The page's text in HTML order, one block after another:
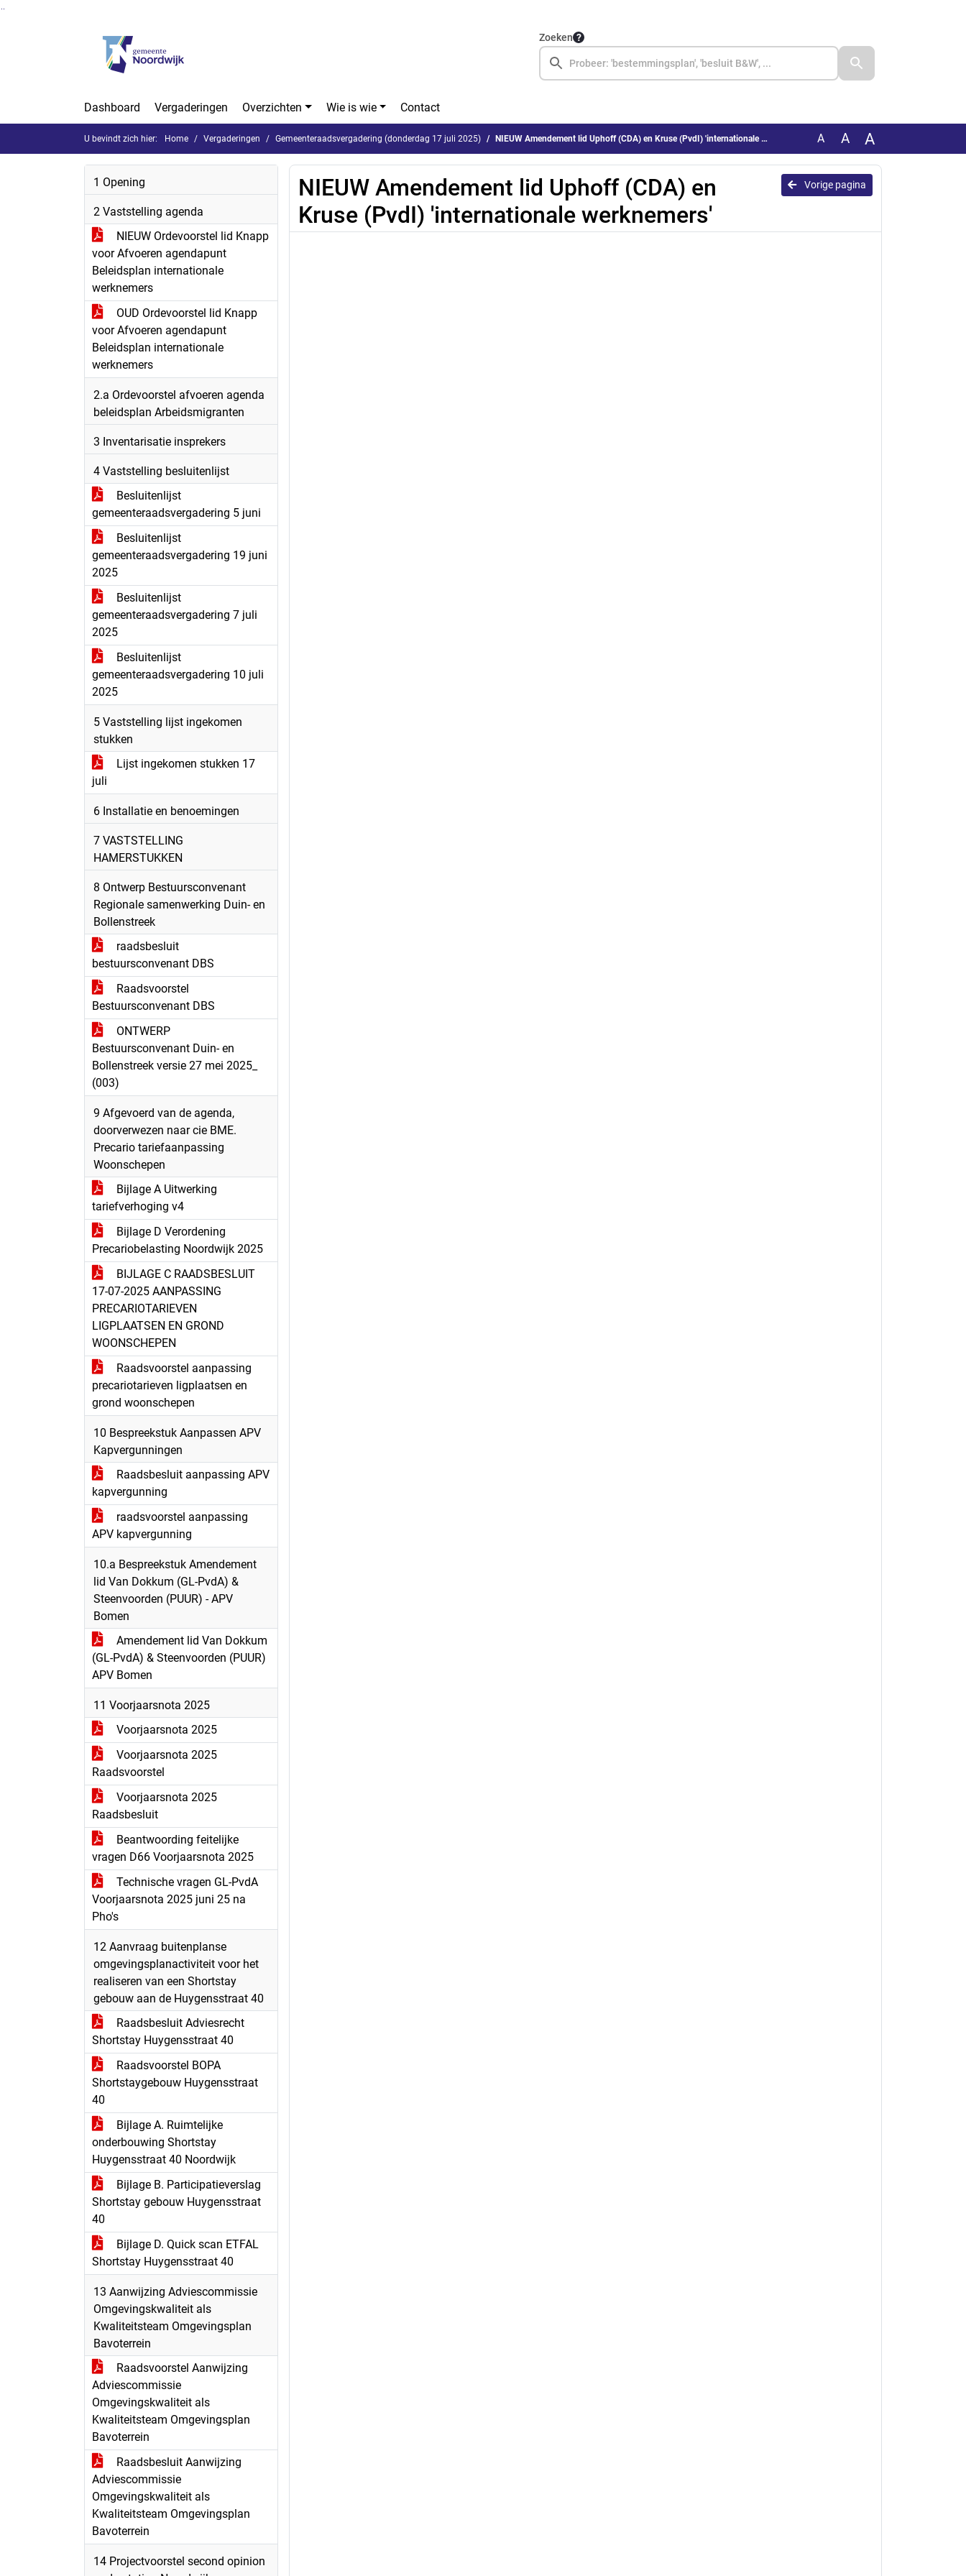
Zoeken
Dashboard Vergaderingen Overzichten Wie is wie Contact
U bevindt zich hier: Home Vergaderingen Gemeenteraadsvergadering (donderdag 17 juli 2025) NIEUW Amendement lid Uphoff (CDA) en Kruse (PvdI) 'internationale werknemers' A A A
1 Opening
2 Vaststelling agenda
NIEUW Ordevoorstel lid Knapp
voor Afvoeren agendapunt
Beleidsplan internationale
werknemers
OUD Ordevoorstel lid Knapp
voor Afvoeren agendapunt
Beleidsplan internationale
werknemers
2.a Ordevoorstel afvoeren agenda
beleidsplan Arbeidsmigranten
3 Inventarisatie insprekers
4 Vaststelling besluitenlijst
Besluitenlijst
gemeenteraadsvergadering 5 juni
Besluitenlijst
gemeenteraadsvergadering 19 juni
2025
Besluitenlijst
gemeenteraadsvergadering 7 juli
2025
Besluitenlijst
gemeenteraadsvergadering 10 juli
2025
5 Vaststelling lijst ingekomen
stukken
Lijst ingekomen stukken 17
juli
6 Installatie en benoemingen
7 VASTSTELLING
HAMERSTUKKEN
8 Ontwerp Bestuursconvenant
Regionale samenwerking Duin- en
Bollenstreek
raadsbesluit
bestuursconvenant DBS
Raadsvoorstel
Bestuursconvenant DBS
ONTWERP
Bestuursconvenant Duin- en
Bollenstreek versie 27 mei 2025_
(003)
9 Afgevoerd van de agenda,
doorverwezen naar cie BME.
Precario tariefaanpassing
Woonschepen
Bijlage A Uitwerking
tariefverhoging v4
Bijlage D Verordening
Precariobelasting Noordwijk 2025
BIJLAGE C RAADSBESLUIT
17-07-2025 AANPASSING
PRECARIOTARIEVEN
LIGPLAATSEN EN GROND
WOONSCHEPEN
Raadsvoorstel aanpassing
precariotarieven ligplaatsen en
grond woonschepen
10 Bespreekstuk Aanpassen APV
Kapvergunningen
Raadsbesluit aanpassing APV
kapvergunning
raadsvoorstel aanpassing
APV kapvergunning
10.a Bespreekstuk Amendement
lid Van Dokkum (GL-PvdA) &
Steenvoorden (PUUR) - APV
Bomen
Amendement lid Van Dokkum
(GL-PvdA) & Steenvoorden (PUUR)
APV Bomen
11 Voorjaarsnota 2025
Voorjaarsnota 2025
Voorjaarsnota 2025
Raadsvoorstel
Voorjaarsnota 2025
Raadsbesluit
Beantwoording feitelijke
vragen D66 Voorjaarsnota 2025
Technische vragen GL-PvdA
Voorjaarsnota 2025 juni 25 na
Pho's
12 Aanvraag buitenplanse
omgevingsplanactiviteit voor het
realiseren van een Shortstay
gebouw aan de Huygensstraat 40
Raadsbesluit Adviesrecht
Shortstay Huygensstraat 40
Raadsvoorstel BOPA
Shortstaygebouw Huygensstraat
40
Bijlage A. Ruimtelijke
onderbouwing Shortstay
Huygensstraat 40 Noordwijk
Bijlage B. Participatieverslag
Shortstay gebouw Huygensstraat
40
Bijlage D. Quick scan ETFAL
Shortstay Huygensstraat 40
13 Aanwijzing Adviescommissie
Omgevingskwaliteit als
Kwaliteitsteam Omgevingsplan
Bavoterrein
Raadsvoorstel Aanwijzing
Adviescommissie
Omgevingskwaliteit als
Kwaliteitsteam Omgevingsplan
Bavoterrein
Raadsbesluit Aanwijzing
Adviescommissie
Omgevingskwaliteit als
Kwaliteitsteam Omgevingsplan
Bavoterrein
14 Projectvoorstel second opinion
Vorige pagina
NIEUW Amendement lid Uphoff (CDA) en
Kruse (PvdI) 'internationale werknemers'